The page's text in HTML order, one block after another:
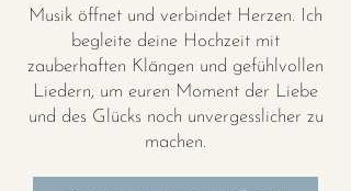
Musik öffnet und verbindet Herzen. Ich
begleite deine Hochzeit mit
zauberhaften Klängen und gefühlvollen
Liedern, um euren Moment der Liebe
und des Glücks noch unvergesslicher zu
machen.